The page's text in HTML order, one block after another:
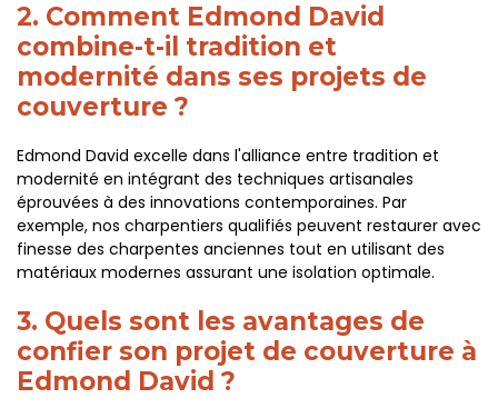
2. Comment Edmond David
combine-t-il tradition et
modernité dans ses projets de
couverture ?
Edmond David excelle dans l'alliance entre tradition et
modernité en intégrant des techniques artisanales
éprouvées à des innovations contemporaines. Par
exemple, nos charpentiers qualifiés peuvent restaurer avec
finesse des charpentes anciennes tout en utilisant des
matériaux modernes assurant une isolation optimale.
3. Quels sont les avantages de
confier son projet de couverture à
Edmond David ?